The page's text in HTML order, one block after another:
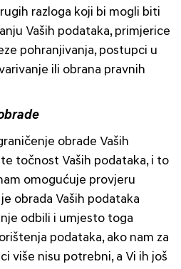
razloga koji bi mogli biti
Vaših podataka, primjerice
pohranjivanja, postupci u
ili obrana pravnih
obrade Vaših
točnost Vaših podataka, i to
omogućuje provjeru
obrada Vaših podataka
odbili i umjesto toga
podataka, ako nam za
više nisu potrebni, a Vi ih još